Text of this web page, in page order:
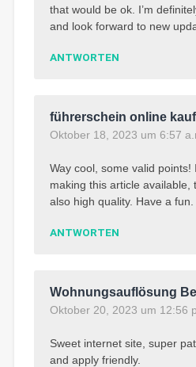
that would be ok. I’m
and look forward to new
ANTWORTEN
führerschein online
Oktober 18, 2023 um 6:57
Way cool, some valid points!
making this article available,
also high quality. Have a fun.
ANTWORTEN
Wohnungsauflösung
Oktober 20, 2023 um 12:56
Sweet internet site, super
and apply friendly.